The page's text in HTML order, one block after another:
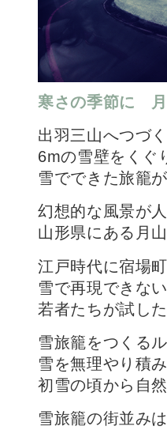
寒さの季節に
出羽三山へつづ
6mの雪壁をくぐ
雪でできた旅籠
幻想的な風景が
山形県にある月
江戸時代に宿場
雪で再現できな
若者たちが試し
雪旅籠をつくる
雪を無理やり積
初雪の頃から自
雪旅籠の街並み